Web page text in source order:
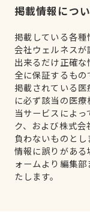
掲載情報につ
掲載している各
会社ウェルネスが
出来るだけ正確
全に保証するもの
掲載されている
に必ず該当の医療
当サービスによ
ク、および株式
負わないものとし
情報に誤りがあ
ォームより編集
たします。